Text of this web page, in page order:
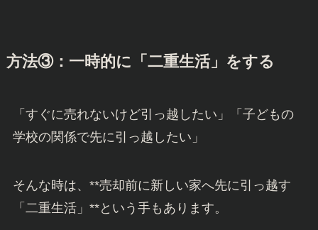
方法③：一時的に「二重生活」をする
「すぐに売れないけど引っ越したい」「子どもの
学校の関係で先に引っ越したい」
そんな時は、**売却前に新しい家へ先に引っ越す
「二重生活」**という手もあります。